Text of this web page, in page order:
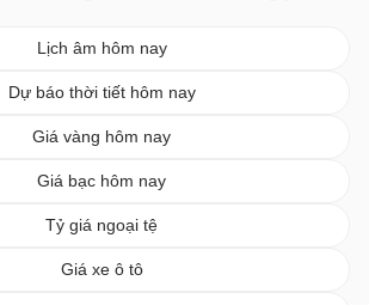
Lịch âm hôm nay
Dự báo thời tiết hôm nay
Giá vàng hôm nay
Giá bạc hôm nay
Tỷ giá ngoại tệ
Giá xe ô tô